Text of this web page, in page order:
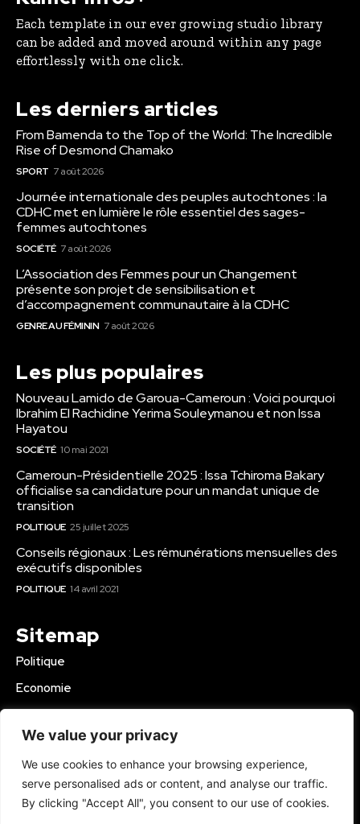
We value your privacy
We use cookies to enhance your browsing experience,
serve personalised ads or content, and analyse our traffic.
By clicking "Accept All", you consent to our use of cookies.
Each template in our ever growing studio library
can be added and moved around within any page
effortlessly with one click.
Les derniers articles
From Bamenda to the Top of the World: The Incredible
Rise of Desmond Chamako
SPORT 7 août 2026
Journée internationale des peuples autochtones : la
CDHC met en lumière le rôle essentiel des sages-
femmes autochtones
SOCIÉTÉ 7 août 2026
L’Association des Femmes pour un Changement
présente son projet de sensibilisation et
d’accompagnement communautaire à la CDHC
GENRE AU FÉMININ 7 août 2026
Les plus populaires
Nouveau Lamido de Garoua-Cameroun : Voici pourquoi
Ibrahim El Rachidine Yerima Souleymanou et non Issa
Hayatou
SOCIÉTÉ 10 mai 2021
Cameroun-Présidentielle 2025 : Issa Tchiroma Bakary
officialise sa candidature pour un mandat unique de
transition
POLITIQUE 25 juillet 2025
Conseils régionaux : Les rémunérations mensuelles des
exécutifs disponibles
POLITIQUE 14 avril 2021
Sitemap
Politique
Economie
Business
Education
Société
Sport